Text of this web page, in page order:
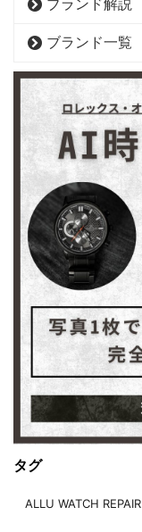
ブランド解説
ブランド一覧
タグ
ALLU WATCH REPAIR